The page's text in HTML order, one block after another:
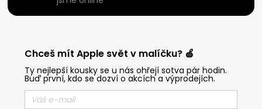
Chceš mít Apple svět v malíčku? 🍏
Ty nejlepší kousky se u nás ohřejí sotva pár hodin.
Buď první, kdo se dozví o akcích a výprodejích.